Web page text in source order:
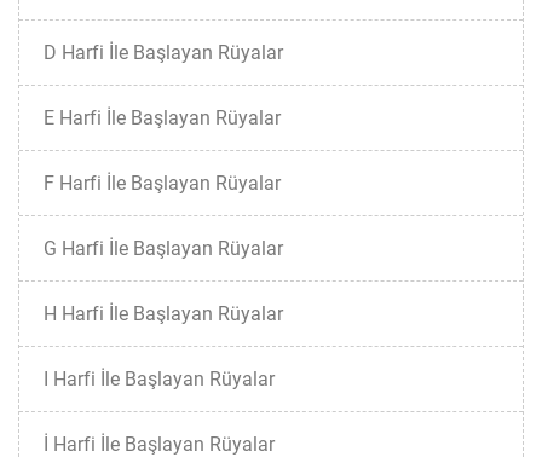
D Harfi İle Başlayan Rüyalar
E Harfi İle Başlayan Rüyalar
F Harfi İle Başlayan Rüyalar
G Harfi İle Başlayan Rüyalar
H Harfi İle Başlayan Rüyalar
I Harfi İle Başlayan Rüyalar
İ Harfi İle Başlayan Rüyalar